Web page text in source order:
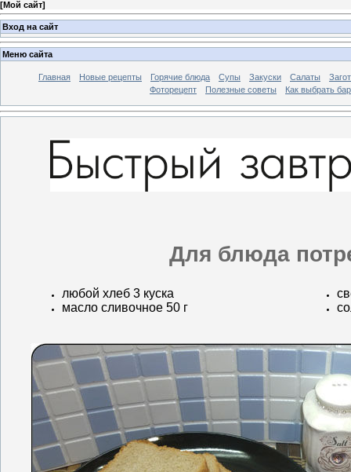
[Мой сайт]
Вход на сайт
Меню сайта
Главная Новые рецепты Горячие блюда Супы Закуски Салаты
Фоторецепт
Полезные советы Как выбрать
Для блюда
любой хлеб 3 куска
масло сливочное 50 г